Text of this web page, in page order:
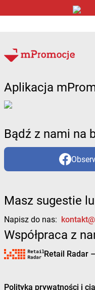
Aplikacja
Bądź z nami na
Masz sugestie
Napisz do nas:
Współpraca z
Retail Radar
Polityka prywatności i